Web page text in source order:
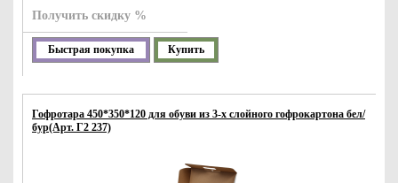
Получить скидку %
Быстрая покупка Купить
Гофротара 450*350*120 для обуви из 3-х слойного гофрокартона бел/
бур(Арт. Г2 237)